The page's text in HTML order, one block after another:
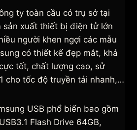
ty toàn cầu có trụ sở tại
sản xuất thiết bị điện tử lớn
người khen ngợi các mẫu
có thiết kế đẹp mắt, khả
tốt, chất lượng cao, sử
cho tốc độ truyền tải nhanh,…
USB phổ biến bao gồm
Flash Drive 64GB,